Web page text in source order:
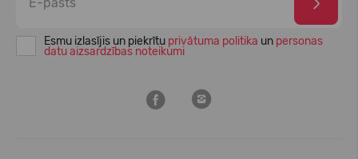
Esmu izlasījis un piekrītu privātuma politika un personas
datu aizsardzības noteikumi